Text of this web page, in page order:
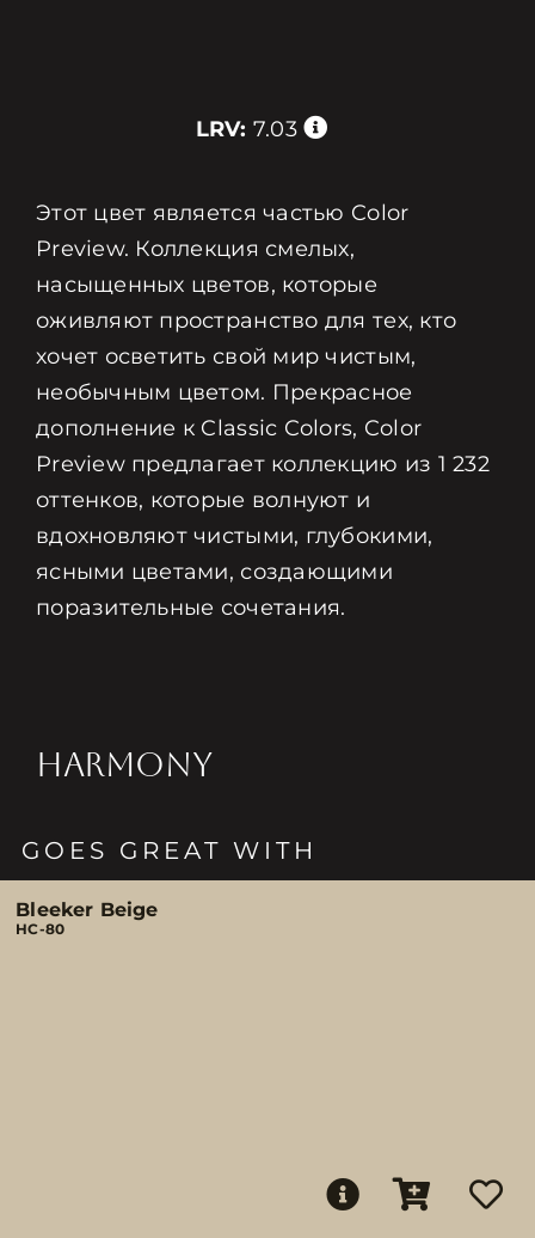
LRV: 7.03
Этот цвет является частью Color
Preview. Коллекция смелых,
насыщенных цветов, которые
оживляют пространство для тех, кто
хочет осветить свой мир чистым,
необычным цветом. Прекрасное
дополнение к Classic Colors, Color
Preview предлагает коллекцию из 1 232
оттенков, которые волнуют и
вдохновляют чистыми, глубокими,
ясными цветами, создающими
поразительные сочетания.
HARMONY
GOES GREAT WITH
Bleeker Beige
HC-80